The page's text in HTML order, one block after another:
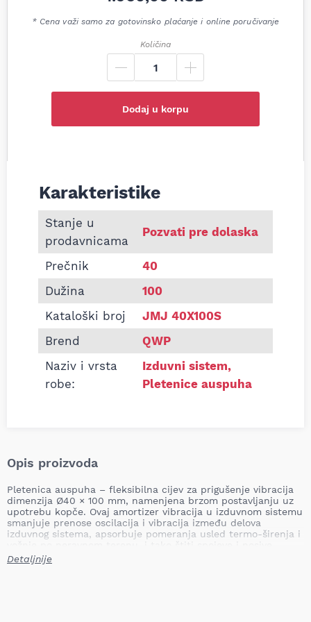
* Cena važi samo za gotovinsko plaćanje i online poručivanje
Količina
Dodaj u korpu
Informacije o Pletenica auspuha 40x100
Karakteristike
Stanje u
prodavnicama
Pozvati pre dolaska
Prečnik
40
Dužina
100
Kataloški broj
JMJ 40X100S
Brend
QWP
Naziv i vrsta
robe:
Izduvni sistem,
Pletenice auspuha
Opis proizvoda
Pletenica auspuha – fleksibilna cijev za prigušenje vibracija
dimenzija Ø40 × 100 mm, namenjena brzom postavljanju uz
upotrebu kopče. Ovaj amortizer vibracija u izduvnom sistemu
smanjuje prenose oscilacija i vibracija između delova
izduvnog sistema, apsorbuje pomeranja usled termo-širenja i
elemente sistema. Neispravna ili dotrajala pletenica dovodi
do pojačanih vibracija, pucanja priključaka i curenja izduvnih
Detaljnije